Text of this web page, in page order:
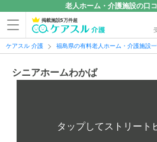
老人ホーム・介護施設の口
掲載施設5万件超
ケアスル 介護 福島県の有料老人ホーム・介護施設
シニアホームわかば